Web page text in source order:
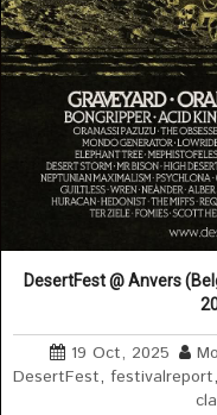
DesertFest @ Anvers
19 Oct, 2025
DesertFest, festivalreport,